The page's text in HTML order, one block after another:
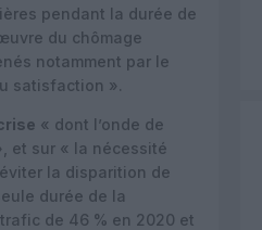
pendant la durée de
du chômage
notamment par le
satisfaction ».
« dont l’onde de
et sur « la nécessité
la disparition de
durée de la
de 46 % en 2020 et